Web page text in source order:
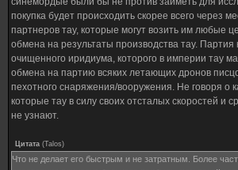
покупка будет происходить скорее всего через
партнеров тау, которые могут возить им любые
обмена на результаты производства тау. Партия
очищенного иридиума, которого в империи тау
обмена на партию всяких летающих дронов
пехотного снаряжения/вооружения. Не говоря о
которые тау в силу своих отсталых скоростей и
не узнают.
Цитата (Talos)
Что не делает его быстрым и не затратным. Более